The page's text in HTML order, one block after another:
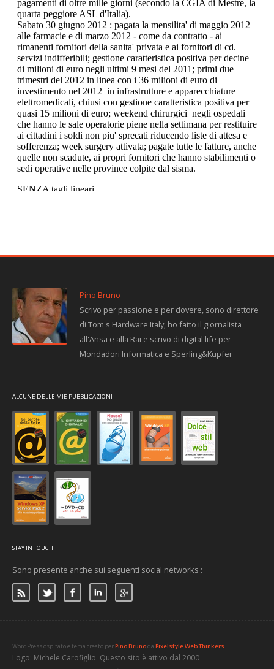
Pino Bruno
Scrivo per passione e per dovere, sono direttore
di Tom's Hardware Italy, ho fatto il giornalista
all'Ansa e alla Rai e scrivo di digital life per
Mondadori Informatica e Sperling&Kupfer
ALCUNE DELLE MIE PUBBLICAZIONI
STAY IN TOUCH
Sono presente anche sui seguenti social networks :
WordPress ospitato e tema creato perPino Brunoda Pixelstyle Web Thinkers
Logo: Michele Carofiglio. Questo sito è attivo dal 2000